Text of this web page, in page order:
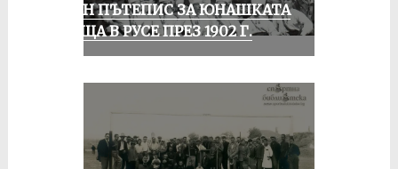
ЕДИН ПЪТЕПИС ЗА ЮНАШКАТА
СРЕЩА В РУСЕ ПРЕЗ 1902 Г.